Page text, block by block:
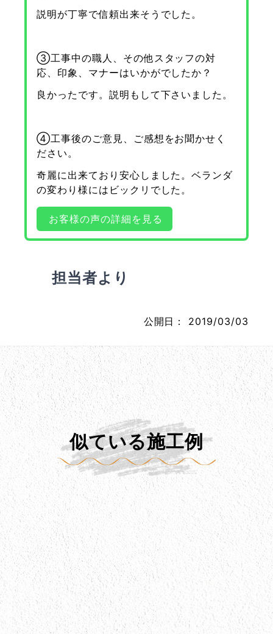
説明が丁寧で信頼出来そうでした。
③工事中の職人、その他スタッフの対
応、印象、マナーはいかがでしたか？
良かったです。説明もして下さいました。
④工事後のご意見、ご感想をお聞かせく
ださい。
奇麗に出来ており安心しました。ベランダ
の変わり様にはビックリでした。
お客様の声の詳細を見る
担当者より
公開日： 2019/03/03
似ている施工例